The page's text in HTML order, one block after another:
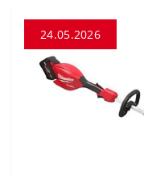
24.05.2026